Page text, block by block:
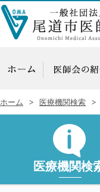
ホーム 医療機関検索
医療機関検